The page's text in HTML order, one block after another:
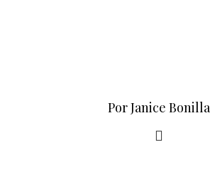
Por Janice Bonilla